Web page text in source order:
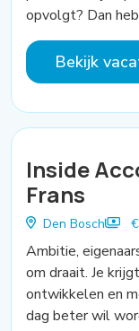
opvolgt? Dan
Bekijk
Inside
Frans
Den Bosch
Ambitie,
om draait. Je
ontwikkelen en
dag beter wil